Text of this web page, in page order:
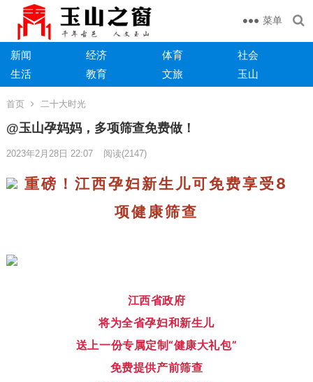
菜单
新闻 经济 体育
社会
生活
教育 文旅 玉山
首页 二十大时光
@玉山孕妈妈，多项筛查免费做！
2023年2月28日 22:07 阅读(2147)
重磅！江西孕妇新生儿可免费享受8
项健康筛查
江西省政府
将为全省孕妇和新生儿
送上一份专属定制“健康大礼包”
免费提供产前筛查